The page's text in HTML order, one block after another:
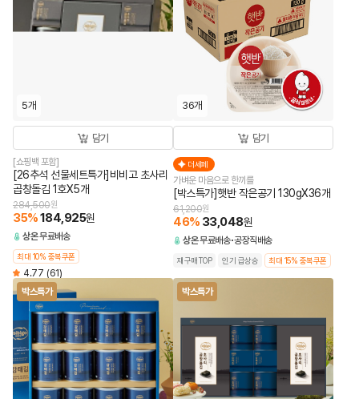
5개
담기
[쇼핑백 포함]
[26추석 선물세트특가]비비고 초사리
곱창돌김 1호X5개
284,500원
35%184,925원
상온무료배송
최대 10% 중복쿠폰
4.77 (61)
36개
담기
더세페
가벼운 마음으로 한끼를
[박스특가]햇반 작은공기 130gX36개
61,200원
46% 33,048원
상온무료배송 공장직배송
재구매TOP 인기 급상승 최대 15% 중복쿠폰
박스특가 박스특가